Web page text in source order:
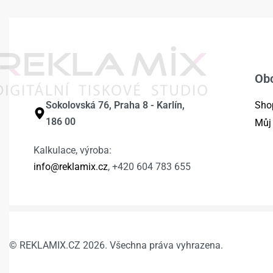
Sokolovská 76, Praha 8 - Karlín,
186 00
Kalkulace, výroba:
info@reklamix.cz, +420 604 783 655
© REKLAMIX.CZ 2026. Všechna práva vyhrazena.